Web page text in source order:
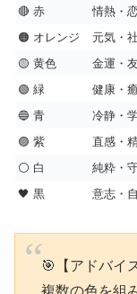
🔴 赤 情熱・
🟠 オレンジ
元気・
🟡 黄色
金運・
🟢 緑
健康・
🔵 青
冷静・
🟣 紫
直感・
⚪ 白
純粋・
🖤 黒
意志・
🎯【アドバイ
複数の色を組